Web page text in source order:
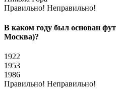
Правильно! Неправильно!
В каком году был основан
Москва)?
1922
1953
1986
Правильно! Неправильно!